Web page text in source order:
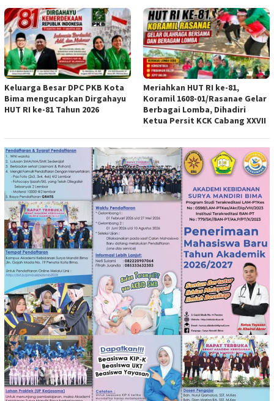
Keluarga Besar DPC PKB Kota
Bima mengucapkan Dirgahayu
HUT RI ke-81 Tahun 2026
Meriahkan HUT RI ke-81,
Koramil 1608-01/Rasanae Gelar
Berbagai Lomba, Dihadiri
Ketua Persit KCK Cabang XXVII